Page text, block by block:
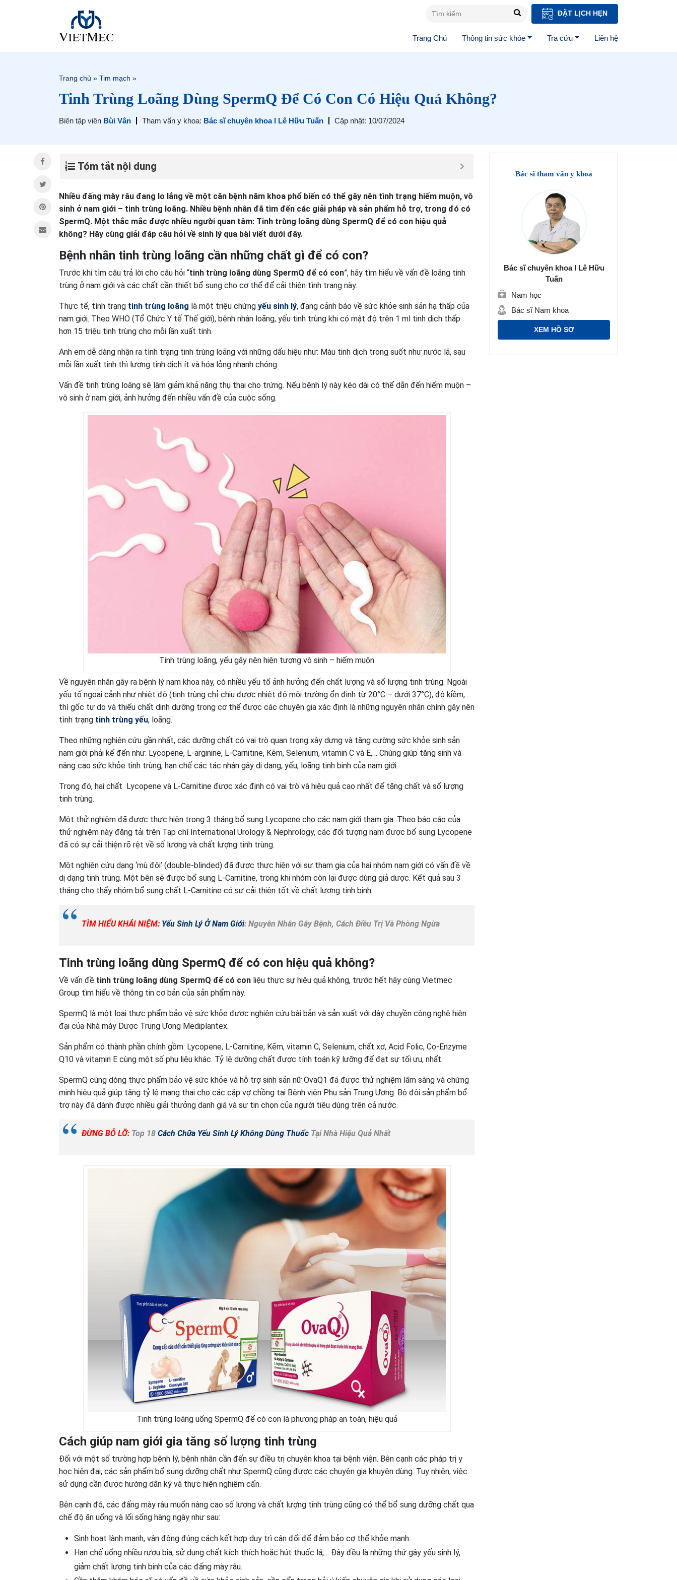
ĐẶT LỊCH HẸN
Trang Chủ Thông tin sức khỏe Tra cứu Liên hệ
Trang chủ » Tim mạch »
Tinh Trùng Loãng Dùng SpermQ Để Có Con Có Hiệu Quả Không?
Biên tập viên Bùi Vân Tham vấn y khoa: Bác sĩ chuyên khoa I Lê Hữu Tuấn Cập nhật: 10/07/2024
Tóm tắt nội dung
Nhiều đấng mày râu đang lo lắng về một căn bệnh năm khoa phổ biến có thể gây nên tình trạng hiếm muộn, vô
sinh ở nam giới – tinh trùng loãng. Nhiều bệnh nhân đã tìm đến các giải pháp và sản phẩm hỗ trợ, trong đó có
SpermQ. Một thắc mắc được nhiều người quan tâm: Tinh trùng loãng dùng SpermQ để có con hiệu quả
không? Hãy cùng giải đáp câu hỏi về sinh lý qua bài viết dưới đây.
Bệnh nhân tinh trùng loãng cần những chất gì để có con?
Trước khi tìm câu trả lời cho câu hỏi “tinh trùng loãng dùng SpermQ để có con”, hãy tìm hiểu về vấn đề loãng tinh
trùng ở nam giới và các chất cần thiết bổ sung cho cơ thể để cải thiện tình trạng này.
Thực tế, tình trạng tinh trùng loãng là một triệu chứng yếu sinh lý, đang cảnh báo về sức khỏe sinh sản hạ thấp của
nam giới. Theo WHO (Tổ Chức Y tế Thế giới), bệnh nhân loãng, yếu tinh trùng khi có mật độ trên 1 ml tinh dịch thấp
hơn 15 triệu tinh trùng cho mỗi lần xuất tinh.
Anh em dễ dàng nhận ra tình trạng tinh trùng loãng với những dấu hiệu như: Màu tinh dịch trong suốt như nước lã, sau
mỗi lần xuất tinh thì lượng tinh dịch ít và hóa lỏng nhanh chóng.
Vấn đề tinh trùng loãng sẽ làm giảm khả năng thụ thai cho trứng. Nếu bệnh lý này kéo dài có thể dẫn đến hiếm muộn –
vô sinh ở nam giới, ảnh hưởng đến nhiều vấn đề của cuộc sống.
Tinh trùng loãng, yếu gây nên hiện tượng vô sinh – hiếm muộn
Về nguyên nhân gây ra bệnh lý nam khoa này, có nhiều yếu tố ảnh hưởng đến chất lượng và số lượng tinh trùng. Ngoài
yếu tố ngoại cảnh như nhiệt độ (tinh trùng chỉ chịu được nhiệt độ môi trường ổn định từ 20°C – dưới 37°C), độ kiềm,…
thì gốc tự do và thiếu chất dinh dưỡng trong cơ thể được các chuyên gia xác định là những nguyên nhân chính gây nên
tình trạng tinh trùng yếu, loãng.
Theo những nghiên cứu gần nhất, các dưỡng chất có vai trò quan trọng xây dựng và tăng cường sức khỏe sinh sản
nam giới phải kể đến như: Lycopene, L-arginine, L-Carnitine, Kẽm, Selenium, vitamin C và E,… Chúng giúp tăng sinh và
nâng cao sức khỏe tinh trùng, hạn chế các tác nhân gây dị dạng, yếu, loãng tinh binh của nam giới.
Trong đó, hai chất Lycopene và L-Carnitine được xác định có vai trò và hiệu quả cao nhất để tăng chất và số lượng
tinh trùng.
Một thử nghiệm đã được thực hiện trong 3 tháng bổ sung Lycopene cho các nam giới tham gia. Theo báo cáo của
thử nghiệm này đăng tải trên Tạp chí International Urology & Nephrology, các đối tượng nam được bổ sung Lycopene
đã có sự cải thiện rõ rệt về số lượng và chất lượng tinh trùng.
Một nghiên cứu dạng ‘mù đôi’ (double-blinded) đã được thực hiện với sự tham gia của hai nhóm nam giới có vấn đề về
dị dạng tinh trùng. Một bên sẽ được bổ sung L-Carnitine, trong khi nhóm còn lại được dùng giả dược. Kết quả sau 3
tháng cho thấy nhóm bổ sung chất L-Carnitine có sự cải thiện tốt về chất lượng tinh binh.
TÌM HIỂU KHÁI NIỆM: Yếu Sinh Lý Ở Nam Giới: Nguyên Nhân Gây Bệnh, Cách Điều Trị Và Phòng Ngừa
Tinh trùng loãng dùng SpermQ để có con hiệu quả không?
Về vấn đề tinh trùng loãng dùng SpermQ để có con liệu thực sự hiệu quả không, trước hết hãy cùng Vietmec
Group tìm hiểu về thông tin cơ bản của sản phẩm này.
SpermQ là một loại thực phẩm bảo vệ sức khỏe được nghiên cứu bài bản và sản xuất với dây chuyền công nghệ hiện
đại của Nhà máy Dược Trung Ương Mediplantex.
Sản phẩm có thành phần chính gồm: Lycopene, L-Carnitine, Kẽm, vitamin C, Selenium, chất xơ, Acid Folic, Co-Enzyme
Q10 và vitamin E cùng một số phụ liệu khác. Tỷ lệ dưỡng chất được tính toán kỹ lưỡng để đạt sự tối ưu, nhất.
SpermQ cùng dòng thực phẩm bảo vệ sức khỏe và hỗ trợ sinh sản nữ OvaQ1 đã được thử nghiệm lâm sàng và chứng
minh hiệu quả giúp tăng tỷ lệ mang thai cho các cặp vợ chồng tại Bệnh viện Phụ sản Trung Ương. Bộ đôi sản phẩm bổ
trợ này đã dành được nhiều giải thưởng danh giá và sự tin chọn của người tiêu dùng trên cả nước.
ĐỪNG BỎ LỠ: Top 18 Cách Chữa Yếu Sinh Lý Không Dùng Thuốc Tại Nhà Hiệu Quả Nhất
Tinh trùng loãng uống SpermQ để có con là phương pháp an toàn, hiệu quả
Cách giúp nam giới gia tăng số lượng tinh trùng
Đối với một số trường hợp bệnh lý, bệnh nhân cần đến sự điều trị chuyên khoa tại bệnh viện. Bên cạnh các pháp trị y
học hiện đại, các sản phẩm bổ sung dưỡng chất như SpermQ cũng được các chuyên gia khuyên dùng. Tuy nhiên, việc
sử dụng cần được hướng dẫn kỹ và thực hiện nghiêm cẩn.
Bên cạnh đó, các đấng mày râu muốn nâng cao số lượng và chất lượng tinh trùng cũng có thể bổ sung dưỡng chất qua
chế độ ăn uống và lối sống hàng ngày như sau:
Sinh hoạt lành mạnh, vận động đúng cách kết hợp duy trì cân đối để đảm bảo cơ thể khỏe mạnh.
Hạn chế uống nhiều rượu bia, sử dụng chất kích thích hoặc hút thuốc lá,… Đây đều là những thứ gây yếu sinh lý,
giảm chất lượng tinh binh của các đấng mày râu.
Bác sĩ tham vấn y khoa
Bác sĩ chuyên khoa I Lê Hữu
Tuấn
Nam học
Bác sĩ Nam khoa
XEM HỒ SƠ